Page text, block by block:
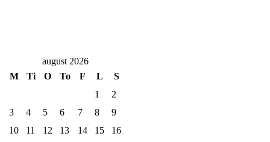
august 2026
M
Ti O To F L
S
1
2
3
4 5 6 7 8
9
10
11 12 13 14 15
16